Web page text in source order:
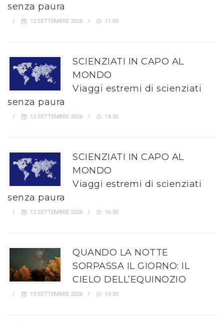
senza paura
12 SETTEMBRE 2026 11:00
SCIENZIATI IN CAPO AL
MONDO
Viaggi estremi di scienziati
senza paura
12 SETTEMBRE 2026 14:30
SCIENZIATI IN CAPO AL
MONDO
Viaggi estremi di scienziati
senza paura
12 SETTEMBRE 2026 16:30
QUANDO LA NOTTE
SORPASSA IL GIORNO: IL
CIELO DELL’EQUINOZIO
13 SETTEMBRE 2026 14:30